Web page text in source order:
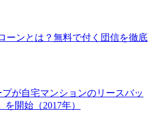
ーンとは？無料で付く団信を徹底
が自宅マンションのリースバッ
開始（2017年）